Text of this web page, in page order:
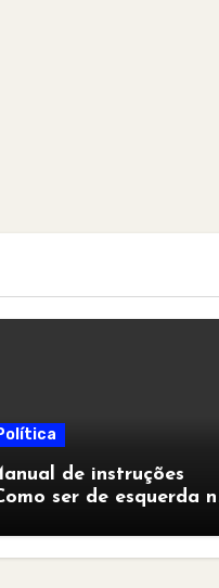
de instruções
ser de esquerda no